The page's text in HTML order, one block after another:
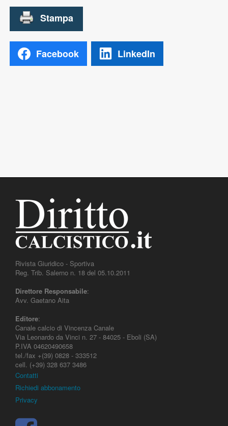
Facebook LinkedIn
Rivista Giuridico - Sportiva
Reg. Trib. Salerno n. 18 del 05.10.2011
Direttore Responsabile:
Avv. Gaetano Aita
Editore:
Canale calcio di Vincenza Canale
Via Leonardo da Vinci n. 27 - 84025 - Eboli (SA)
P.IVA 04620490658
tel./fax +(39) 0828 - 333512
cell. (+39) 328 637 3486
Contatti
Richiedi abbonamento
Privacy